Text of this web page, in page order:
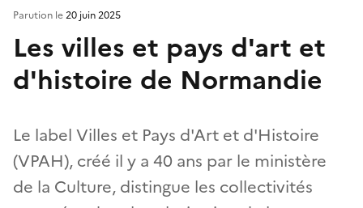
Les villes et pays d'art et
d'histoire de Normandie
Le label Villes et Pays d'Art et d'Histoire
(VPAH), créé il y a 40 ans par le ministère
de la Culture, distingue les collectivités
Parution le20 juin 2025